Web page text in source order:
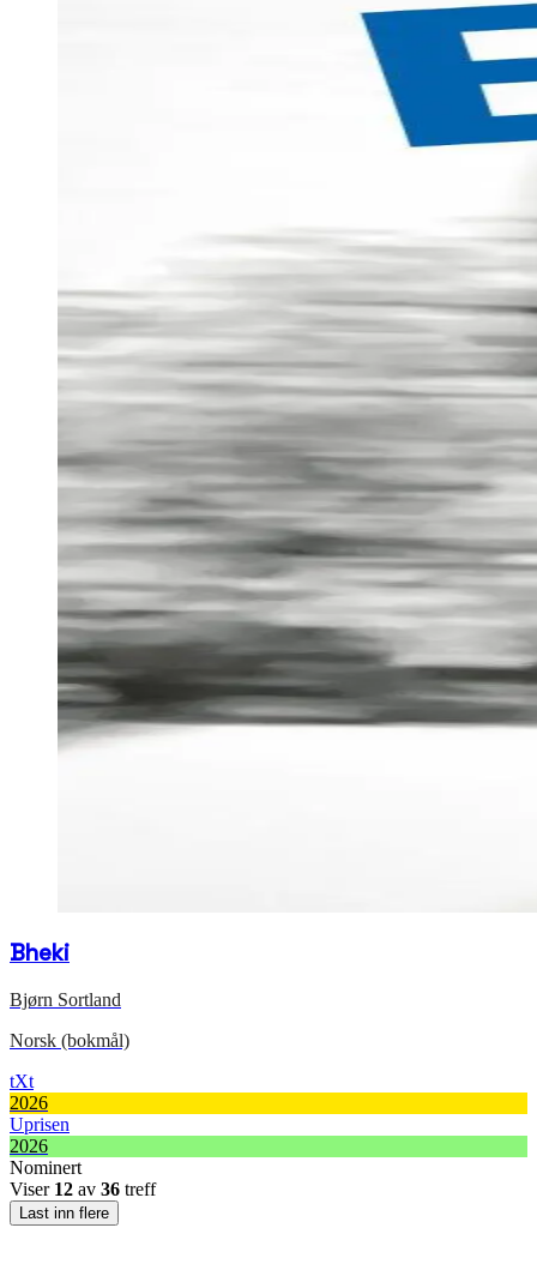
Bheki
Bjørn Sortland
Norsk (bokmål)
tXt
2026
Uprisen
2026
Nominert
Viser 12 av 36 treff
Last inn flere